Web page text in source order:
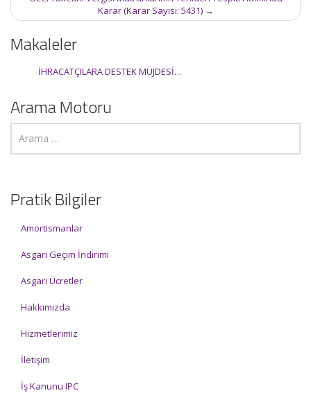
Karar (Karar Sayısı: 5431) →
Makaleler
İHRACATÇILARA DESTEK MÜJDESİ…
Arama Motoru
Pratik Bilgiler
Amortismanlar
Asgari Geçim İndirimi
Asgari Ücretler
Hakkımızda
Hizmetlerimiz
İletişim
İş Kanunu IPC